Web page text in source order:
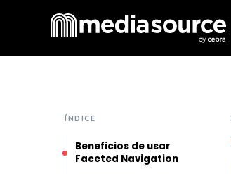
ÍNDICE
Beneficios de usar
Faceted Navigation